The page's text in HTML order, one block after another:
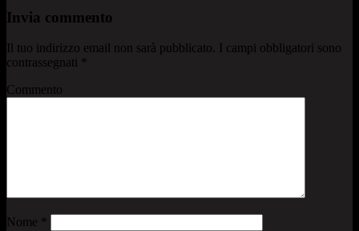
Invia commento
Il tuo indirizzo email non sarà pubblicato.
I campi obbligatori sono
contrassegnati
Commento
Nome